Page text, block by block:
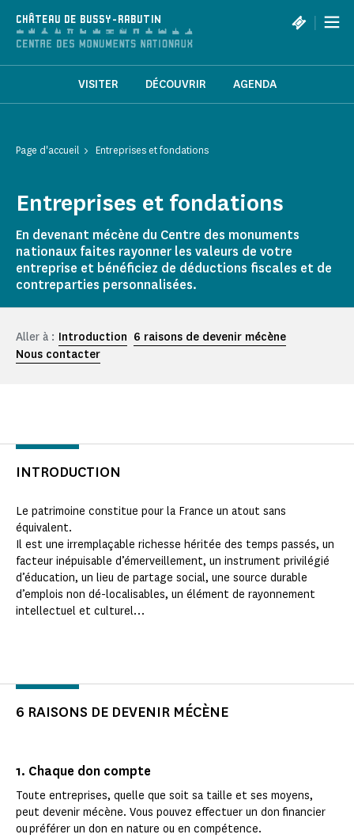
CHÂTEAU DE BUSSY-RABUTIN |
VISITER DÉCOUVRIR AGENDA
Page d'accueil Entreprises et fondations
Entreprises et fondations
En devenant mécène du Centre des monuments
nationaux faites rayonner les valeurs de votre
entreprise et bénéficiez de déductions fiscales et de
contreparties personnalisées.
Aller à : Introduction 6 raisons de devenir mécène
Nous contacter
INTRODUCTION
Le patrimoine constitue pour la France un atout sans
équivalent.
Il est une irremplaçable richesse héritée des temps passés, un
facteur inépuisable d’émerveillement, un instrument privilégié
d’éducation, un lieu de partage social, une source durable
d’emplois non dé-localisables, un élément de rayonnement
intellectuel et culturel…
6 RAISONS DE DEVENIR MÉCÈNE
1. Chaque don compte
Toute entreprises, quelle que soit sa taille et ses moyens,
peut devenir mécène. Vous pouvez effectuer un don financier
ou préférer un don en nature ou en compétence.